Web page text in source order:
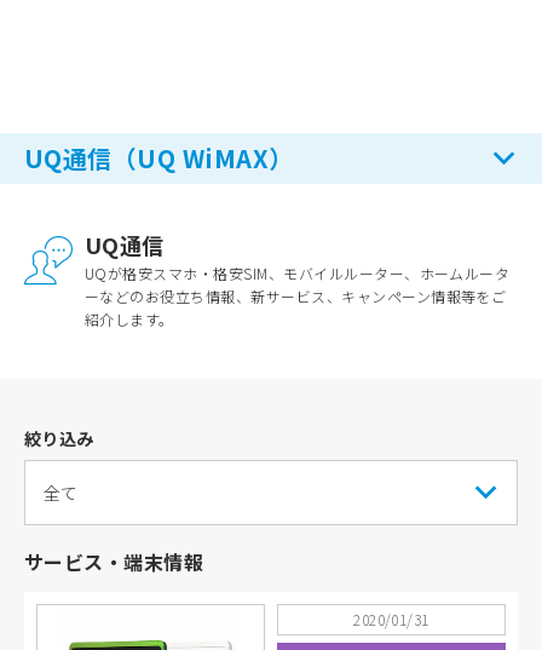
UQ通信（UQ WiMAX）
UQ通信
UQが格安スマホ・格安SIM、モバイルルーター、ホームルータ
ーなどのお役立ち情報、新サービス、キャンペーン情報等をご
紹介します。
絞り込み
サービス・端末情報
2020/01/31